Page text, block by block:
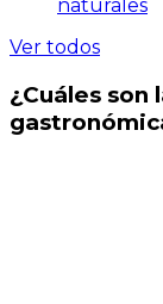
naturales
Ver todos
¿Cuáles